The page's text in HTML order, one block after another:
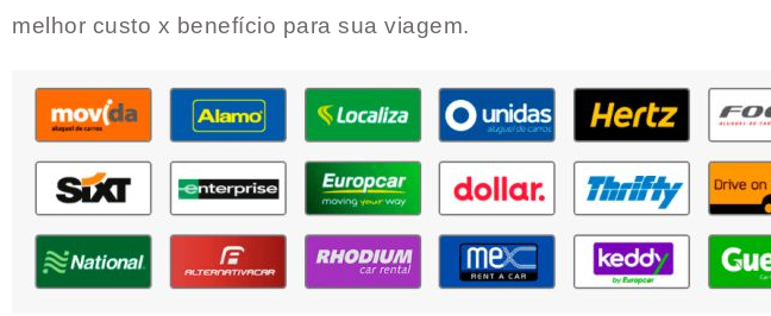
melhor custo x benefício para sua viagem.